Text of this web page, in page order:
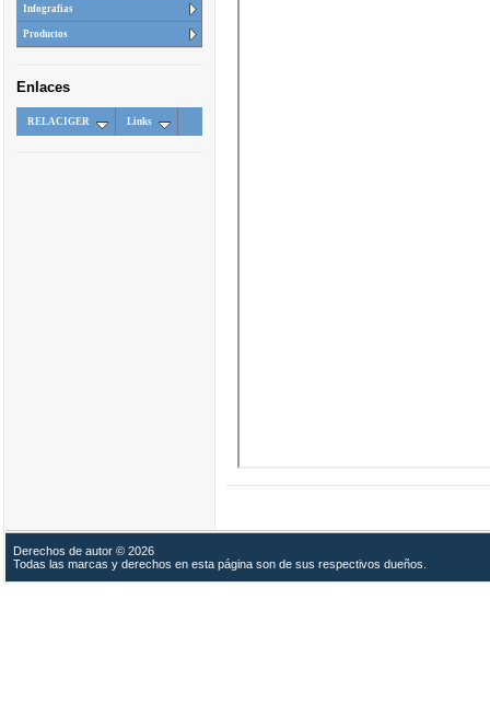
Infografias
Productos
Enlaces
RELACIGER Links
Derechos de autor © 2026
Todas las marcas y derechos en esta página son de sus respectivos dueños.